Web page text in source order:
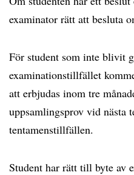
examinator rätt att besluta
För student som inte blivit
examinationstillfället
att erbjudas inom tre
uppsamlingsprov vid nästa
tentamenstillfällen.
Student har rätt till byte av